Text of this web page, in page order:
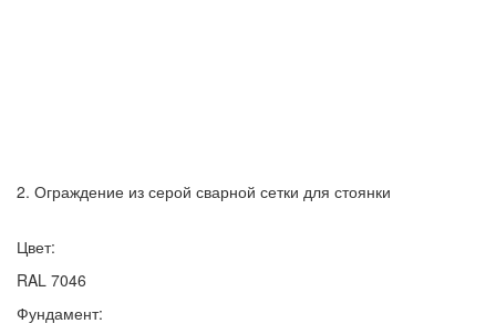
2. Ограждение из серой сварной сетки для стоянки
Цвет:
RAL 7046
Фундамент: